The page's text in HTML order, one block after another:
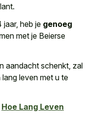
jaar, heb je genoeg
met je Beierse
aandacht schenkt, zal
leven met u te
Hoe Lang Leven